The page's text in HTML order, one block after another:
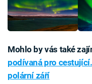
Mohlo by vás také
podívaná pro
polární září